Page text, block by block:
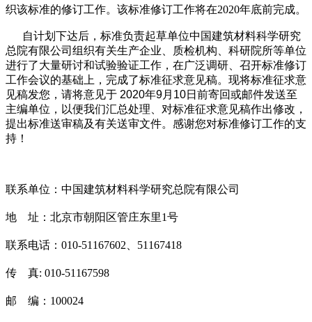
织该标准的修订工作。该标准修订工作将在2020年底前完成。
自计划下达后，标准负责起草单位中国建筑材料科学研究
总院有限公司组织有关生产企业、质检机构、科研院所等单位
进行了大量研讨和试验验证工作，在广泛调研、召开标准修订
工作会议的基础上， 完成了标准征求意见稿。现将标准征求意
见稿发您，请将意见于 2020年9月10日前寄回或邮件发送至
主编单位，以便我们汇总处理、对标准征求意见稿作出修改，
提出标准送审稿及有关送审文件。感谢您对标准修订工作的支
持！
联系单位：中国建筑材料科学研究总院有限公司
地 址：北京市朝阳区管庄东里1号
联系电话：010-51167602、51167418
传 真: 010-51167598
邮 编：100024